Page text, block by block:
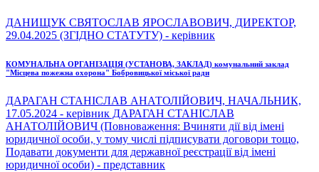
ДАНИЩУК СВЯТОСЛАВ ЯРОСЛАВОВИЧ, ДИРЕКТОР,
29.04.2025 (ЗГІДНО СТАТУТУ) - керівник
КОМУНАЛЬНА ОРГАНІЗАЦІЯ (УСТАНОВА, ЗАКЛАД) комунальний заклад
"Місцева пожежна охорона" Бобровицької міської ради
ДАРАГАН СТАНІСЛАВ АНАТОЛІЙОВИЧ, НАЧАЛЬНИК,
17.05.2024 - керівник ДАРАГАН СТАНІСЛАВ
АНАТОЛІЙОВИЧ (Повноваження: Вчиняти дії від імені
юридичної особи, у тому числі підписувати договори тощо,
Подавати документи для державної реєстрації від імені
юридичної особи) - представник